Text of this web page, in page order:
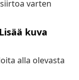
varten
kuva
alla olevasta